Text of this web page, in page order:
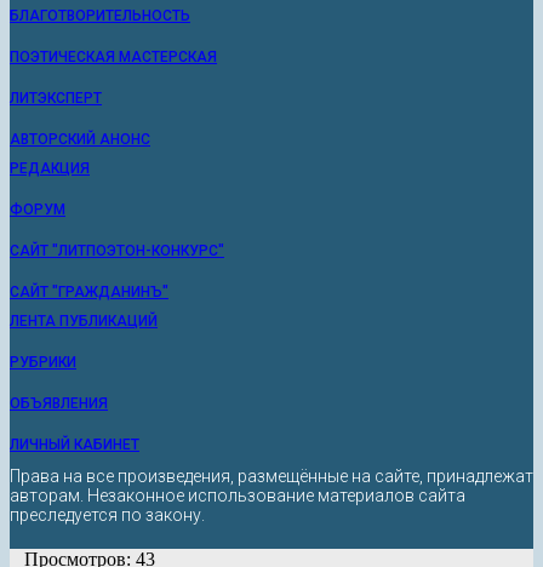
БЛАГОТВОРИТЕЛЬНОСТЬ
ПОЭТИЧЕСКАЯ МАСТЕРСКАЯ
ЛИТЭКСПЕРТ
АВТОРСКИЙ АНОНС
РЕДАКЦИЯ
ФОРУМ
САЙТ "ЛИТПОЭТОН-КОНКУРС"
САЙТ "ГРАЖДАНИНЪ"
ЛЕНТА ПУБЛИКАЦИЙ
РУБРИКИ
ОБЪЯВЛЕНИЯ
ЛИЧНЫЙ КАБИНЕТ
Права на все произведения, размещённые на сайте, принадлежат
авторам. Незаконное использование материалов сайта
преследуется по закону.
Просмотров: 43